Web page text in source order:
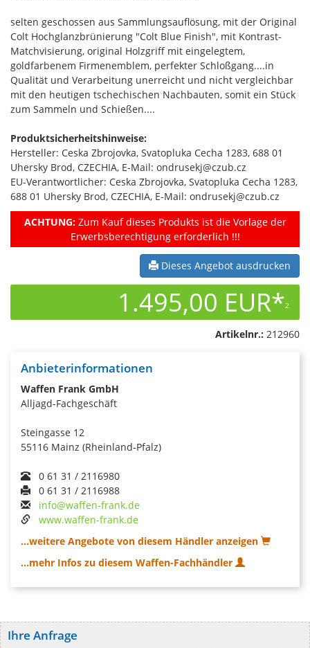
selten geschossen aus Sammlungsauflösung, mit der Original
Colt Hochglanzbrünierung "Colt Blue Finish", mit Kontrast-
Matchvisierung, original Holzgriff mit eingelegtem,
goldfarbenem Firmenemblem, perfekter Schloßgang....in
Qualität und Verarbeitung unerreicht und nicht vergleichbar
mit den heutigen tschechischen Nachbauten, somit ein Stück
zum Sammeln und Schießen....
Produktsicherheitshinweise:
Hersteller: Ceska Zbrojovka, Svatopluka Cecha 1283, 688 01
Uhersky Brod, CZECHIA, E-Mail: ondrusekj@czub.cz
EU-Verantwortlicher: Ceska Zbrojovka, Svatopluka Cecha 1283,
688 01 Uhersky Brod, CZECHIA, E-Mail: ondrusekj@czub.cz
ACHTUNG:Zum Kauf dieses Produkts ist die Vorlage der
Erwerbsberechtigung erforderlich !!!
Dieses Angebot ausdrucken
1.495,00 EUR*2
Artikelnr.: 212960
Anbieterinformationen
Waffen Frank GmbH
Alljagd-Fachgeschäft
Steingasse 12
55116 Mainz (Rheinland-Pfalz)
0 61 31 / 2116980
0 61 31 / 2116988
info@waffen-frank.de
www.waffen-frank.de
...weitere Angebote von diesem Händler anzeigen
...mehr Infos zu diesem Waffen-Fachhändler
Ihre Anfrage